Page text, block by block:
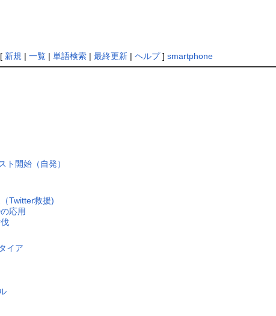
新規 | 一覧| 単語検索| 最終更新| ヘルプ] smartphone
ト開始（自発）
Twitter救援)
応用
イア